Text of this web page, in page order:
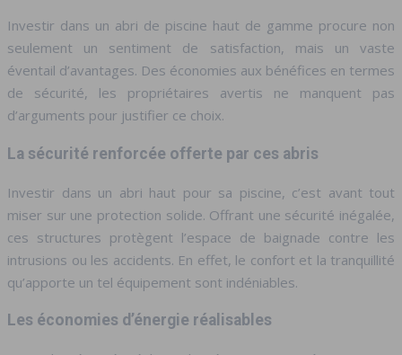
Investir dans un abri de piscine haut de gamme procure non
seulement un sentiment de satisfaction, mais un vaste
éventail d’avantages. Des économies aux bénéfices en termes
de sécurité, les propriétaires avertis ne manquent pas
d’arguments pour justifier ce choix.
La sécurité renforcée offerte par ces abris
Investir dans un abri haut pour sa piscine, c’est avant tout
miser sur une protection solide. Offrant une sécurité inégalée,
ces structures protègent l’espace de baignade contre les
intrusions ou les accidents. En effet, le confort et la tranquillité
qu’apporte un tel équipement sont indéniables.
Les économies d’énergie réalisables